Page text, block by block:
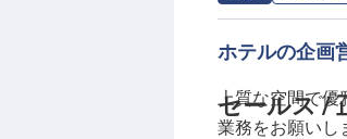
セールス /
ホテルの企画
上質な空間で優
業務をお願いし